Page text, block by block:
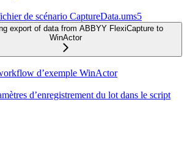
de scénario CaptureData.ums5
export of data from ABBYY FlexiCapture to
WinActor
d’exemple WinActor
d’enregistrement du lot dans le script